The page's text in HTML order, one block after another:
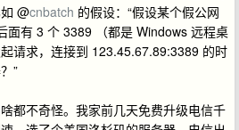
@cnbatch 的假设：“假设某个假公网
面有 3 个 3389 （都是 Windows 远程桌
请求，连接到 123.45.67.89:3389 的时
”
都不奇怪。我家前几天免费升级电信千